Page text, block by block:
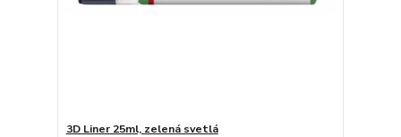
3D Liner 25ml, zelená svetlá